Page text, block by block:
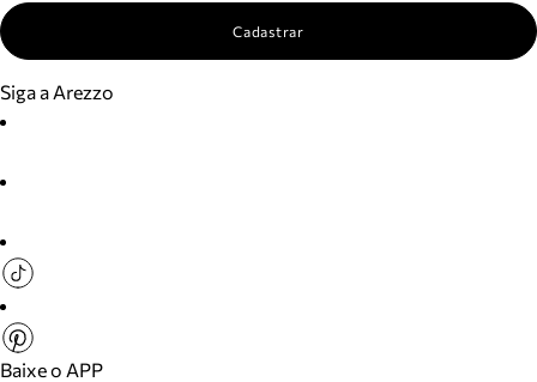
Cadastrar
Siga a Arezzo
Baixe o APP